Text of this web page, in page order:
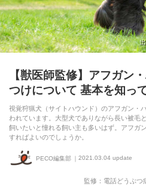
【獣医師監修】アフガン
つけについて 基本を知っ
視覚狩猟犬（サイトハウンド）のアフガン・
われています。大型犬でありながら長い被毛
飼いたいと憧れる飼い主も多いはず。アフガ
すればよいのでしょうか。
PECO編集部 2021.03.04 update
監修：電話どうぶつ